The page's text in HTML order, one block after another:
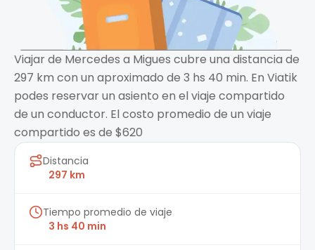
Viajar de Mercedes a Migues cubre una distancia de
297 km con un aproximado de 3 hs 40 min. En Viatik
podes reservar un asiento en el viaje compartido
de un conductor. El costo promedio de un viaje
compartido es de $620
Distancia
297 km
Tiempo promedio de viaje
3 hs 40 min